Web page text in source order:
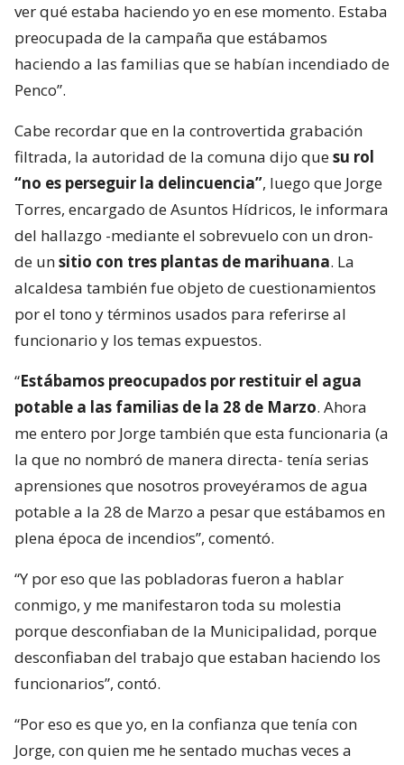
ver qué estaba haciendo yo en ese momento. Estaba
preocupada de la campaña que estábamos
haciendo a las familias que se habían incendiado de
Penco”.
Cabe recordar que en la controvertida grabación
filtrada, la autoridad de la comuna dijo quesu rol
“no es perseguir la delincuencia”, luego que Jorge
Torres, encargado de Asuntos Hídricos, le informara
del hallazgo -mediante el sobrevuelo con un dron-
de unsitio con tres plantas de marihuana. La
alcaldesa también fue objeto de cuestionamientos
por el tono y términos usados para referirse al
funcionario y los temas expuestos.
“Estábamos preocupados por restituir el agua
potable a las familias de la 28 de Marzo. Ahora
me entero por Jorge también que esta funcionaria (a
la que no nombró de manera directa- tenía serias
aprensiones que nosotros proveyéramos de agua
potable a la 28 de Marzo a pesar que estábamos en
plena época de incendios”, comentó.
“Y por eso que las pobladoras fueron a hablar
conmigo, y me manifestaron toda su molestia
porque desconfiaban de la Municipalidad, porque
desconfiaban del trabajo que estaban haciendo los
funcionarios”, contó.
“Por eso es que yo, en la confianza que tenía con
Jorge, con quien me he sentado muchas veces a